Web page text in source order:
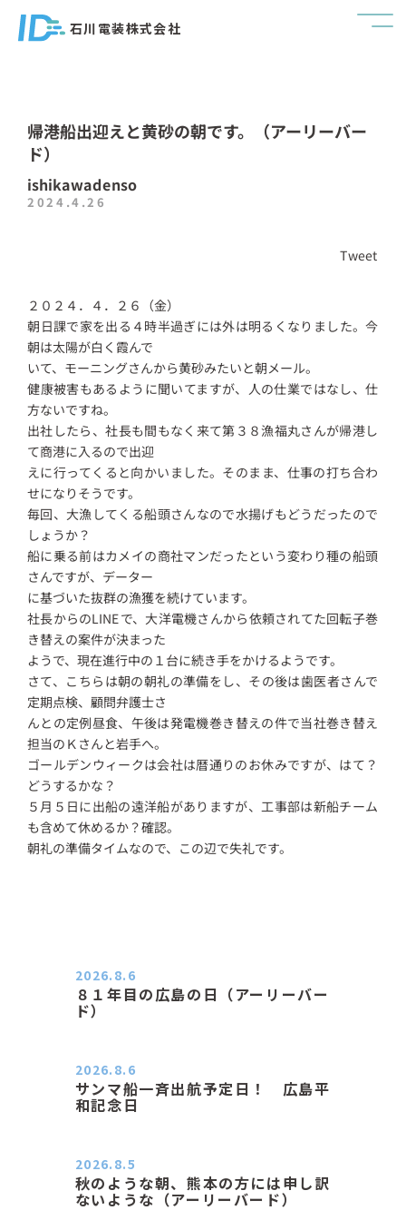
石川電装株式会社
帰港船出迎えと黄砂の朝です。（アーリーバー
ド）
ishikawadenso
2024.4.26
Tweet
２０２４．４．２６（金）
朝日課で家を出る４時半過ぎには外は明るくなりました。今
朝は太陽が白く霞んで
いて、モーニングさんから黄砂みたいと朝メール。
健康被害もあるように聞いてますが、人の仕業ではなし、仕
方ないですね。
出社したら、社長も間もなく来て第３８漁福丸さんが帰港し
て商港に入るので出迎
えに行ってくると向かいました。そのまま、仕事の打ち合わ
せになりそうです。
毎回、大漁してくる船頭さんなので水揚げもどうだったので
しょうか？
船に乗る前はカメイの商社マンだったという変わり種の船頭
さんですが、データー
に基づいた抜群の漁獲を続けています。
社長からのLINEで、大洋電機さんから依頼されてた回転子巻
き替えの案件が決まった
ようで、現在進行中の１台に続き手をかけるようです。
さて、こちらは朝の朝礼の準備をし、その後は歯医者さんで
定期点検、顧問弁護士さ
んとの定例昼食、午後は発電機巻き替えの件で当社巻き替え
担当のＫさんと岩手へ。
ゴールデンウィークは会社は暦通りのお休みですが、はて？
どうするかな？
５月５日に出船の遠洋船がありますが、工事部は新船チーム
も含めて休めるか？確認。
朝礼の準備タイムなので、この辺で失礼です。
８１年目の広島の日（アーリーバー
ド）
2026.8.6
サンマ船一斉出航予定日！ 広島平
和記念日
2026.8.6
秋のような朝、熊本の方には申し訳
ないような（アーリーバード）
2026.8.5